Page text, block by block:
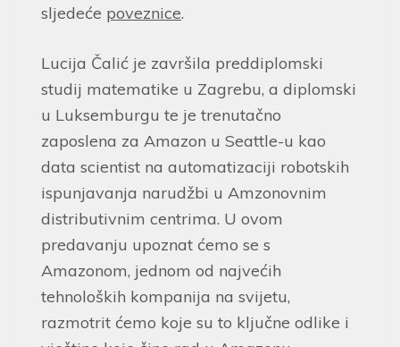
sljedeće poveznice.
Lucija Čalić je završila preddiplomski
studij matematike u Zagrebu, a diplomski
u Luksemburgu te je trenutačno
zaposlena za Amazon u Seattle-u kao
data scientist na automatizaciji robotskih
ispunjavanja narudžbi u Amzonovnim
distributivnim centrima. U ovom
predavanju upoznat ćemo se s
Amazonom, jednom od najvećih
tehnoloških kompanija na svijetu,
razmotrit ćemo koje su to ključne odlike i